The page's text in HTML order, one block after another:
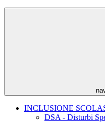
INCLUSIONE
DSA - Disturbi